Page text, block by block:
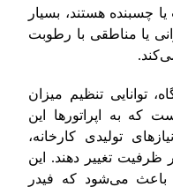
چسبنده هستند، بسیار
یا مناطقی با رطوبت
توانایی تنظیم میزان
به اپراتورها این
تولیدی کارخانه،
ظرفیت تغییر دهند. این
باعث می‌شود که فیدر